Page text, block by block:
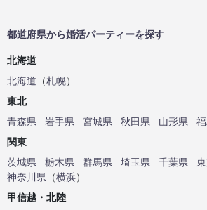
都道府県から婚活パーティーを探す
北海道
北海道 （札幌）
東北
青森県
岩手県 宮城県 秋田県 山形県
関東
茨城県
栃木県 群馬県 埼玉県 千葉県
神奈川県 （横浜）
甲信越・北陸